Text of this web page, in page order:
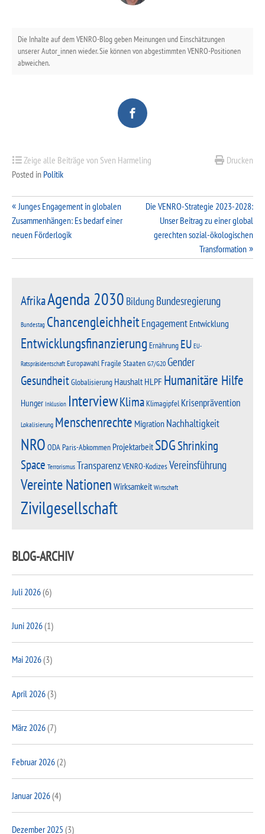
Die Inhalte auf dem VENRO-Blog geben Meinungen und Einschätzungen
unserer Autor_innen wieder. Sie können von abgestimmten VENRO-Positionen
abweichen.
Drucken
Zeige alle Beiträge von Sven Harmeling
Posted in Politik
Beitragsnavigation
Junges Engagement in globalen
Zusammenhängen: Es bedarf einer
neuen Förderlogik
Die VENRO-Strategie 2023-2028:
Unser Beitrag zu einer global
gerechten sozial-ökologischen
Transformation
AfrikaAgenda 2030 Bildung Bundesregierung
Bundestag ChancengleichheitEngagement Entwicklung
Entwicklungsfinanzierung Ernährung EU EU-
Ratspräsidentschaft EuropawahlFragile StaatenG7/G20Gender
GesundheitGlobalisierung HaushaltHLPF Humanitäre Hilfe
Hunger Inklusion InterviewKlimaKlimagipfel Krisenprävention
Lokalisierung Menschenrechte Migration Nachhaltigkeit
NRO ODAParis-Abkommen ProjektarbeitSDGShrinking
Space TerrorismusTransparenzVENRO-KodizesVereinsführung
Vereinte Nationen Wirksamkeit Wirtschaft
Zivilgesellschaft
BLOG-ARCHIV
Juli 2026(6)
Juni 2026(1)
Mai 2026(3)
April 2026(3)
März 2026(7)
Februar 2026(2)
Januar 2026(4)
Dezember 2025 (3)